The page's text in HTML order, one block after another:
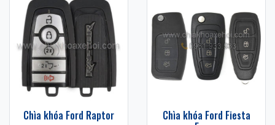
Chìa khóa Ford Raptor Chìa khóa Ford Fiesta